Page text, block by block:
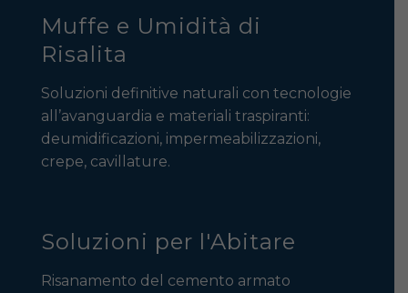
Muffe e Umidità di
Risalita
Soluzioni definitive naturali con tecnologie
all’avanguardia e materiali traspiranti:
deumidificazioni, impermeabilizzazioni,
crepe, cavillature.
Soluzioni per l'Abitare
Risanamento del cemento armato